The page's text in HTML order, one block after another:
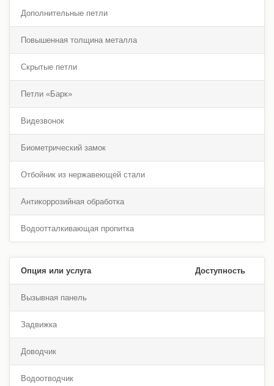
Дополнительные петли
Повышенная толщина металла
Скрытые петли
Петли «Барк»
Видезвонок
Биометрический замок
Отбойник из нержавеющей стали
Антикоррозийная обработка
Водоотталкивающая пропитка
Опция или услуга Доступность
Вызывная панель
Задвижка
Доводчик
Водоотводчик